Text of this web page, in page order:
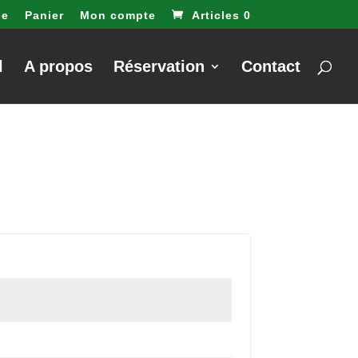
Panier Mon compte Articles 0
A propos Réservation Contact